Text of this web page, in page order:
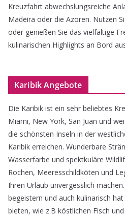
Kreuzfahrt abwechslungsreiche
Madeira oder die Azoren. Nutzen
oder genießen Sie das vielfältige
kulinarischen Highlights an Bord
Karibik Angebote
Die Karibik ist ein sehr beliebtes
Miami, New York, San Juan und
die schönsten Inseln in der
Karibik erreichen. Wunderbare
Wasserfarbe und spektkuläre
Rochen, Meeresschildköten und
Ihren Urlaub unvergesslich
begeistern und auch kulinarisch
bieten, wie z.B köstlichen Fisch